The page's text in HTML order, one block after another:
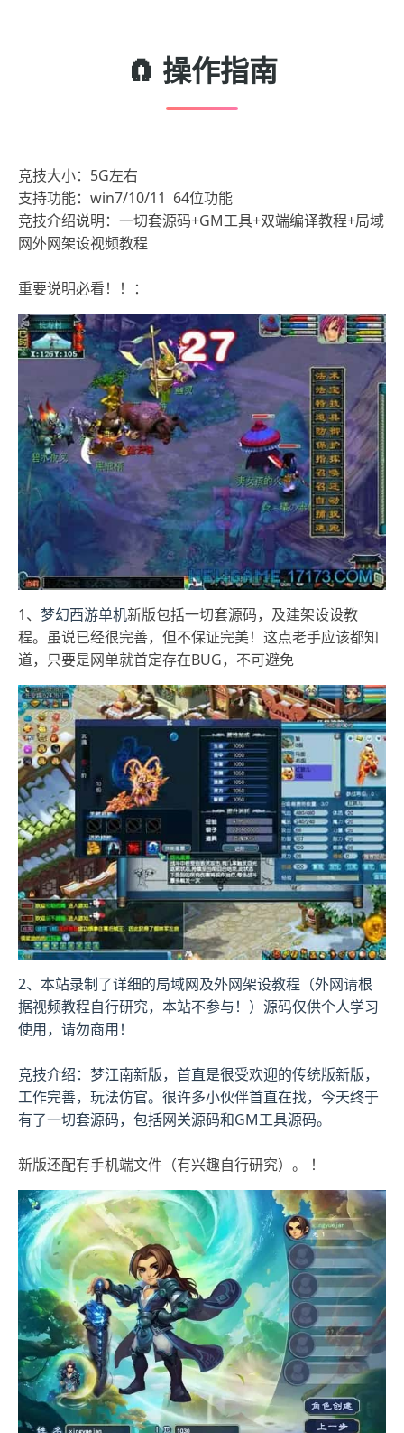
🧲 操作指南
竞技大小：5G左右
支持功能：win7/10/11 64位功能
竞技介绍说明：一切套源码+GM工具+双端编译教程+局域
网外网架设视频教程
重要说明必看！！：
1、 梦幻西游单机新版包括一切套源码，及建架设设教
程。虽说已经很完善，但不保证完美！这点老手应该都知
道，只要是网单就首定存在BUG，不可避免
2、本站录制了详细的局域网及外网架设教程（外网请根
据视频教程自行研究，本站不参与！）源码仅供个人学习
使用，请勿商用！
竞技介绍：梦江南新版，首直是很受欢迎的传统版新版，
工作完善，玩法仿官。很许多小伙伴首直在找，今天终于
有了一切套源码，包括网关源码和GM工具源码。
新版还配有手机端文件（有兴趣自行研究）。 ！